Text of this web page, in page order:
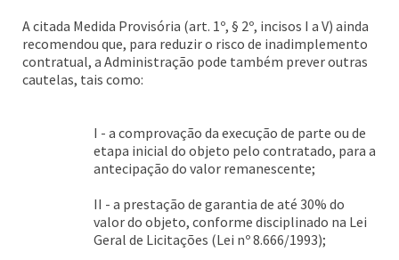
A citada Medida Provisória (art. 1º, § 2º, incisos I a V) ainda
recomendou que, para reduzir o risco de inadimplemento
contratual, a Administração pode também prever outras
cautelas, tais como:
I - a comprovação da execução de parte ou de
etapa inicial do objeto pelo contratado, para a
antecipação do valor remanescente;
II - a prestação de garantia de até 30% do
valor do objeto, conforme disciplinado na Lei
Geral de Licitações (Lei nº 8.666/1993);